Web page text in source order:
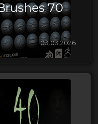
70
03.03.2026